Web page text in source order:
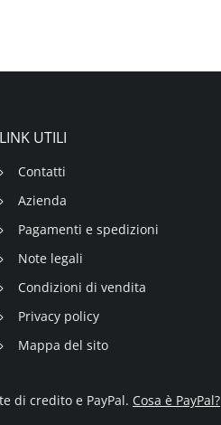
LINK UTILI
Contatti
Azienda
Pagamenti e spedizioni
Note legali
Condizioni di vendita
Privacy policy
Mappa del sito
di credito e PayPal. Cosa è PayPal?